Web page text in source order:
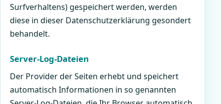
Surfverhaltens) gespeichert werden, werden
diese in dieser Datenschutzerklärung gesondert
behandelt.
Server-Log-Dateien
Der Provider der Seiten erhebt und speichert
automatisch Informationen in so genannten